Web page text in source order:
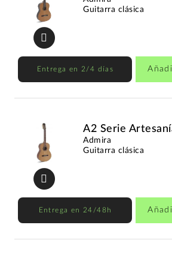
Guitarra clásica
Entrega en 2/4 días
A2 Serie
Admira
Guitarra clásica
Entrega en 24/48h